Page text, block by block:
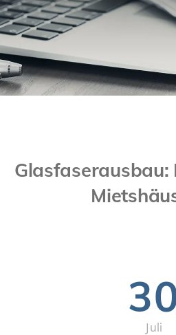
Glasfaserausbau:
Juli